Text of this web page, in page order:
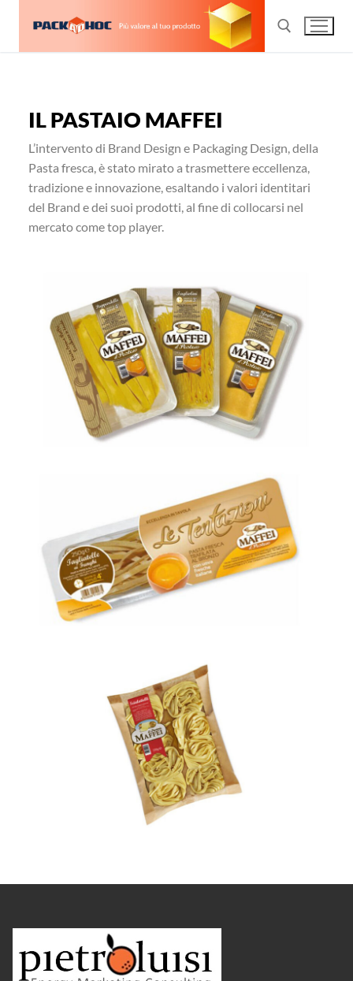
IL PASTAIO MAFFEI
L’intervento di Brand Design e Packaging Design, della
Pasta fresca, è stato mirato a trasmettere eccellenza,
tradizione e innovazione, esaltando i valori identitari
del Brand e dei suoi prodotti, al fine di collocarsi nel
mercato come top player.